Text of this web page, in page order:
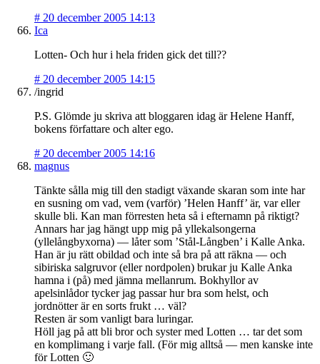
# 20 december 2005 14:13
Ica
Lotten- Och hur i hela friden gick det till??
# 20 december 2005 14:15
/ingrid
P.S. Glömde ju skriva att bloggaren idag är Helene Hanff,
bokens författare och alter ego.
# 20 december 2005 14:16
magnus
Tänkte sålla mig till den stadigt växande skaran som inte har
en susning om vad, vem (varför) ’Helen Hanff’ är, var eller
skulle bli. Kan man förresten heta så i efternamn på riktigt?
Annars har jag hängt upp mig på yllekalsongerna
(yllelångbyxorna) — låter som ’Stål-Långben’ i Kalle Anka.
Han är ju rätt obildad och inte så bra på att räkna — och
sibiriska salgruvor (eller nordpolen) brukar ju Kalle Anka
hamna i (på) med jämna mellanrum. Bokhyllor av
apelsinlådor tycker jag passar hur bra som helst, och
jordnötter är en sorts frukt … väl?
Resten är som vanligt bara luringar.
Höll jag på att bli bror och syster med Lotten … tar det som
en komplimang i varje fall. (För mig alltså — men kanske inte
för Lotten 🙂